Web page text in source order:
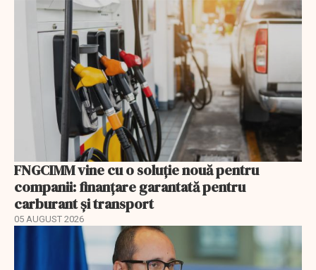
FNGCIMM vine cu o soluție nouă pentru
companii: finanțare garantată pentru
carburant și transport
05 AUGUST 2026